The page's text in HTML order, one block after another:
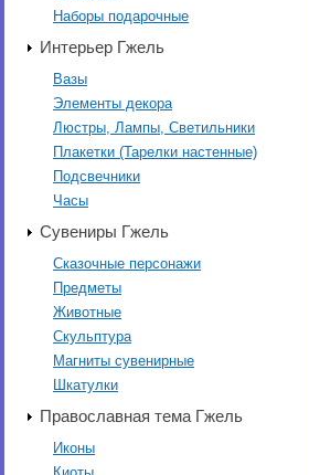
Наборы подарочные
Интерьер Гжель
Вазы
Элементы декора
Люстры, Лампы, Светильники
Плакетки (Тарелки настенные)
Подсвечники
Часы
Сувениры Гжель
Сказочные персонажи
Предметы
Животные
Скульптура
Магниты сувенирные
Шкатулки
Православная тема Гжель
Иконы